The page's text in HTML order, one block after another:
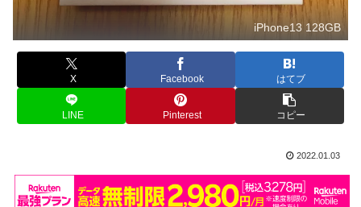
iPhone13 128GB
X Facebook はてブ
LINE Pinterest コピー
2022.01.03